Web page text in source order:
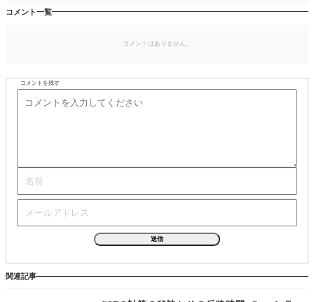
コメント一覧
コメントはありません。
コメントを残す
関連記事